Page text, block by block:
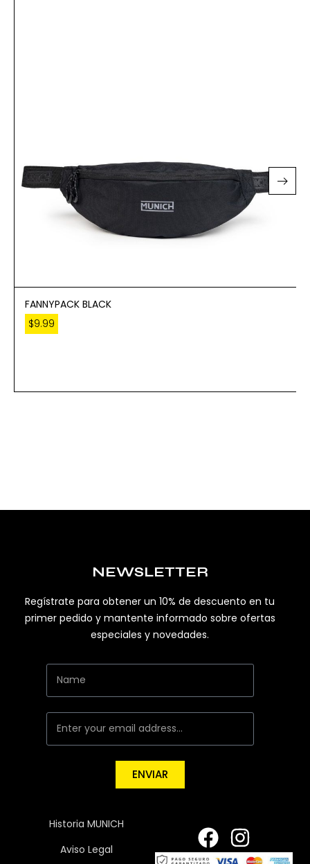
FANNYPACK BLACK
$9.99
NEWSLETTER
Regístrate para obtener un 10% de descuento en tu
primer pedido y mantente informado sobre ofertas
especiales y novedades.
ENVIAR
Historia MUNICH
Aviso Legal